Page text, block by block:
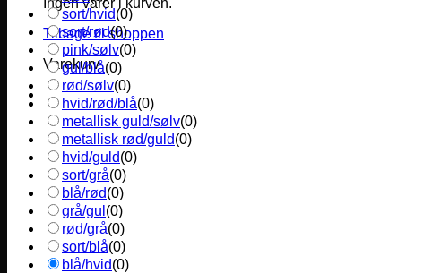
Ingen varer i kurven.
Tilbage til shoppen
Varekurv
sort/hvid(0)
sort/rød(0)
pink/sølv(0)
gul/blå(0)
rød/sølv(0)
hvid/rød/blå(0)
metallisk guld/sølv(0)
metallisk rød/guld(0)
hvid/guld(0)
sort/grå(0)
blå/rød(0)
grå/gul (0)
rød/grå(0)
sort/blå(0)
blå/hvid(0)